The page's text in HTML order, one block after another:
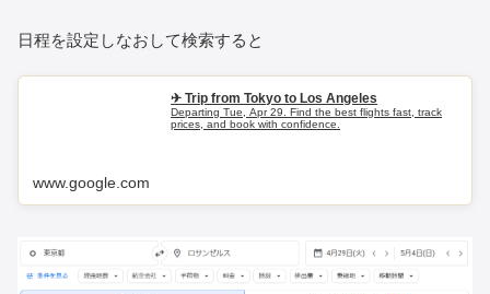
日程を設定しなおして検索すると
✈ Trip from Tokyo to Los Angeles
Departing Tue, Apr 29. Find the best flights fast, track
prices, and book with confidence.
www.google.com